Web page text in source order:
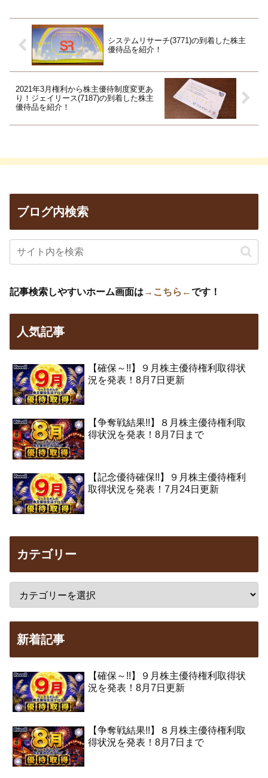
システムリサーチ(3771)の到着した株主
優待品を紹介！
2021年3月権利から株主優待制度変更あ
り！ジェイリース(7187)の到着した株主
優待品を紹介！
ブログ内検索
記事検索しやすいホーム画面は →こちら←です！
人気記事
【確保～!!】９月株主優待権利取得状
況を発表！8月7日更新
【争奪戦結果!!】８月株主優待権利取
得状況を発表！8月7日まで
【記念優待確保!!】９月株主優待権利
取得状況を発表！7月24日更新
カテゴリー
新着記事
【確保～!!】９月株主優待権利取得状
況を発表！8月7日更新
【争奪戦結果!!】８月株主優待権利取
得状況を発表！8月7日まで